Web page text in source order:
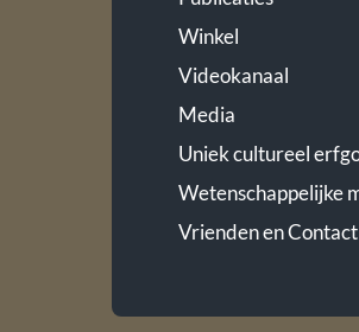
Winkel
Videokanaal
Media
Uniek cultureel
Wetenschappelijke
Vrienden en Contact